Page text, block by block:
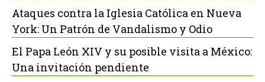
Ataques contra la Iglesia Católica en Nueva
York: Un Patrón de Vandalismo y Odio
El Papa León XIV y su posible visita a México:
Una invitación pendiente